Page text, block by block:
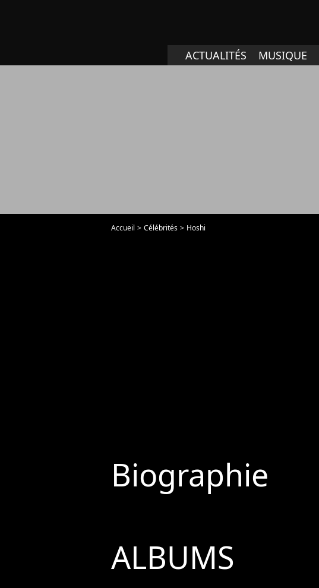
ACTUALITÉS MUSIQUE
Accueil Célébrités Hoshi
Biographie
ALBUMS